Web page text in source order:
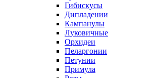
Гибискусы
Дипладении
Кампанулы
Луковичные
Орхидеи
Пеларгонии
Петунии
Примула